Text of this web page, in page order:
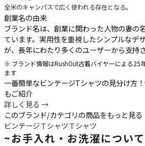
全米のキャンパスで広く使われる存在となる。
創業名の由来
ブランド名は、創業に関わった人物の妻の
ています。実用性を重視したシンプルなデ
が、長年にわたり多くのユーザーから支持
※ ブランド情報はRushOut古着バイヤーによる25
ます
一番簡単なビンテージTシャツの見分け方
もご紹介
詳しく見る →
このブランド/カテゴリの商品をもっと見る
ビンテージＴシャツＴシャツ
~お手入れ・お洗濯について